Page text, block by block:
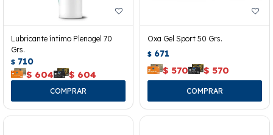
Lubricante íntimo Plenogel 70
Grs.
$ 710
$ 604 $ 604
Oxa Gel Sport 50 Grs.
$ 671
$ 570 $ 570